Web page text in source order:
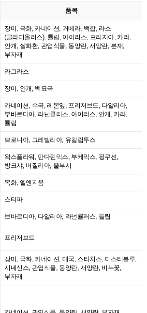
품목
장미, 국화, 카네이션, 거베라, 백합, 라스
(글라디올러스), 튤립, 아이리스, 프리지아, 카라,
안개, 쌀화환, 관엽식물, 동양란, 서양란, 분재,
부자재
라그라스
장미, 안개, 백묘국
카네이션, 수국, 레몬잎, 프리저브드, 다알리아,
부바르디아, 라넌큘러스, 아이리스, 안개, 카라,
튤립
브로니아, 그레빌리아, 유킬립투스
왁스플라워, 만다린믹스, 부케믹스, 핑쿠션,
방크샤, 버질리아, 울부시
목화, 엘엔지움
스티파
브바르디아, 다알리아, 라넌큘러스, 튤립
프리저브드
장미, 국화, 카네이션, 대국, 스타치스, 미스티블루,
시네신스, 관엽식물, 동양란, 서양란, 비누꽃,
부자재